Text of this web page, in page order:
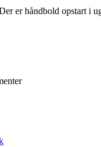
er håndbold opstart i